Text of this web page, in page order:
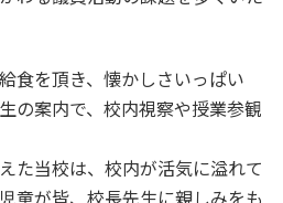
食を頂き、懐かしさいっぱい
の案内で、校内視察や授業参観
た当校は、校内が活気に溢れて
童が皆、校長先生に親しみをも